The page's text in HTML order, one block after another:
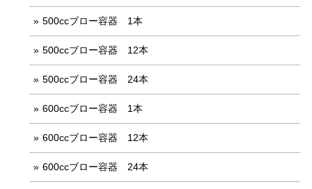
500ccブロー容器 1本
500ccブロー容器 12本
500ccブロー容器 24本
600ccブロー容器 1本
600ccブロー容器 12本
600ccブロー容器 24本